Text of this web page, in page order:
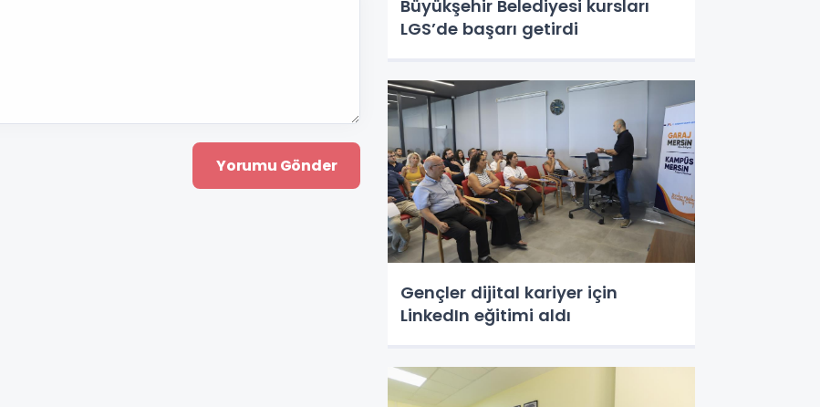
Büyükşehir Belediyesi kursları
LGS’de başarı getirdi
Gençler dijital kariyer için
LinkedIn eğitimi aldı